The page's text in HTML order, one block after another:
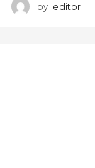
by editor